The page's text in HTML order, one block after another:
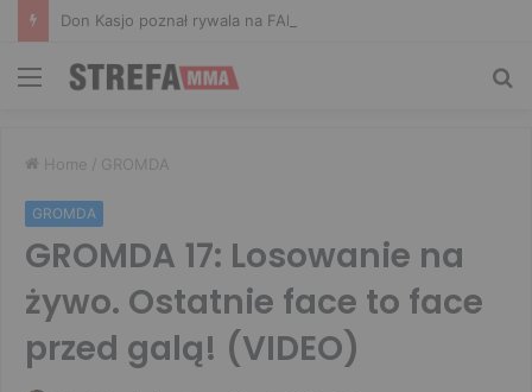
Menu
Home / GROMDA
GROMDA
GROMDA 17: Losowanie na
żywo. Ostatnie face to face
przed galą! (VIDEO)